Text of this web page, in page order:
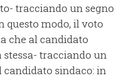
- tracciando un segno
questo modo, il voto
che al candidato
- tracciando un
sindaco: in